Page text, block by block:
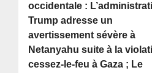
occidentale :
Trump adresse un
avertissement sévère à
Netanyahu suite à la
cessez-le-feu à Gaza ; Le